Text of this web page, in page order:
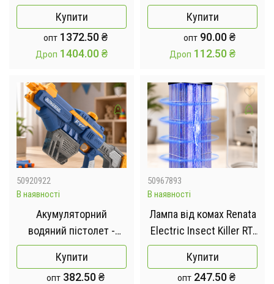
/ Двомісний
самонадувний матрац
190х135х36см
Купити
опт 1372.50₴
Дроп 1404.00₴
Водонепроникний
ліхтар факел 1шт
Купити
опт 90.00₴
Дроп 112.50₴
50920922
В наявності
Акумуляторний
водяний пістолет -
бластер G492879-2303
650 мл до 9м 1200mAh
Купити
опт 382.50₴
50967893
В наявності
Лампа від комах Renata
Electric Insect Killer RT-
1X15W 10 Вт
Купити
опт 247.50₴